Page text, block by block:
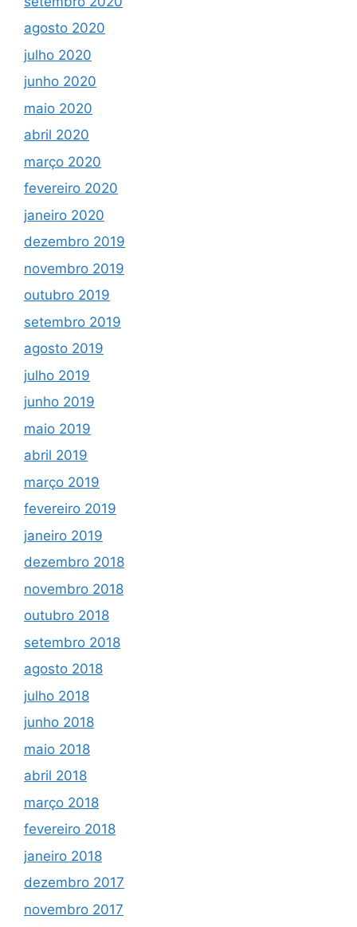
agosto 2020
julho 2020
junho 2020
maio 2020
abril 2020
março 2020
fevereiro 2020
janeiro 2020
dezembro 2019
novembro 2019
outubro 2019
setembro 2019
agosto 2019
julho 2019
junho 2019
maio 2019
abril 2019
março 2019
fevereiro 2019
janeiro 2019
dezembro 2018
novembro 2018
outubro 2018
setembro 2018
agosto 2018
julho 2018
junho 2018
maio 2018
abril 2018
março 2018
fevereiro 2018
janeiro 2018
dezembro 2017
novembro 2017